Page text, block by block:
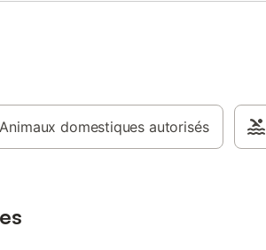
Animaux domestiques autorisés